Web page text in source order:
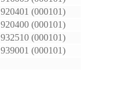
920401 (000101)
920400 (000101)
932510 (000101)
939001 (000101)